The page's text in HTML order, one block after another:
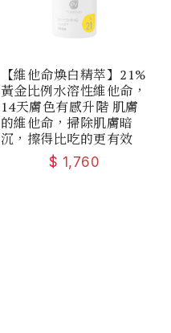
【維他命煥白精萃】21%
黃金比例水溶性維他命，
14天膚色有感升階 肌膚
的維他命，掃除肌膚暗
沉，擦得比吃的更有效
$ 1,760